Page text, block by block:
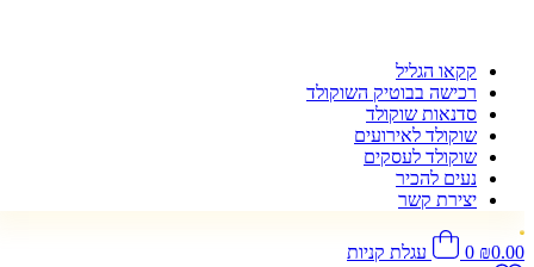
קקאו הגליל
רכישה בבוטיק השוקולד
סדנאות שוקולד
שוקולד לאירועים
שוקולד לעסקים
נעים להכיר
יצירת קשר
₪0.00
0
עגלת קניות